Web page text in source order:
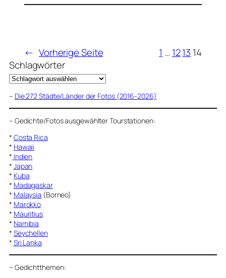
← Vorherige Seite 1 … 1213 14
Schlagwörter
– Die 272 Städte/Länder der Fotos (2016-2026)
– Gedichte/Fotos ausgewählter Tourstationen:
* Costa Rica
* Hawaii
* Indien
* Japan
* Kuba
* Madagaskar
* Malaysia (Borneo)
* Marokko
* Mauritius
* Namibia
* Seychellen
* Sri Lanka
– Gedichtthemen: